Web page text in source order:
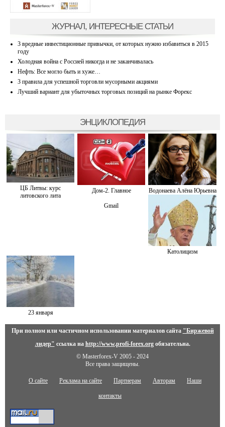
ЖУРНАЛ, ИНТЕРЕСНЫЕ СТАТЬИ
3 вредные инвестиционные привычки, от которых нужно избавиться в 2015
году
Холодная война с Россией никогда и не заканчивалась
Нефть: Все могло быть и хуже…
3 правила для успешной торговли мусорными акциями
Лучший вариант для убыточных торговых позиций на рынке Форекс
ЭНЦИКЛОПЕДИЯ
ЦБ Литвы: курс
литовского лита
Дом-2. Главное Водонаева Алёна Юрьевна
Gmail
Католицизм
23 января
При полном или частичном использовании материалов сайта "Биржевой
лидер" ссылка на http://www.profi-forex.orgобязательна.
© Masterforex-V 2005 - 2024
Все права защищены.
О сайте Реклама на сайте Партнерам Авторам Наши
контакты